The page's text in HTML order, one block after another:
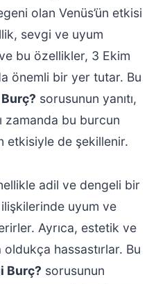
olan Venüs’ün etkisi
sevgi ve uyum
bu özellikler, 3 Ekim
önemli bir yer tutar. Bu
sorusunun yanıtı,
zamanda bu burcun
etkisiyle de şekillenir.
adil ve dengeli bir
uyum ve
Ayrıca, estetik ve
hassastırlar. Bu
Burç? sorusunun